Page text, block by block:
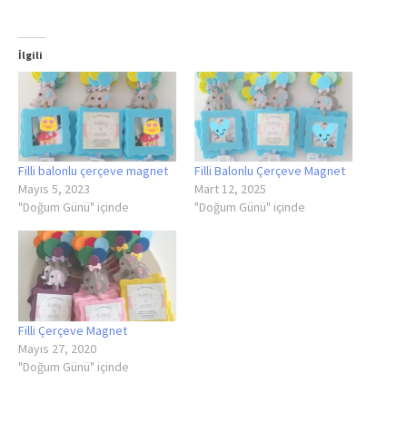
İlgili
Filli balonlu çerçeve magnet
Mayıs 5, 2023
"Doğum Günü" içinde
Filli Balonlu Çerçeve Magnet
Mart 12, 2025
"Doğum Günü" içinde
Filli Çerçeve Magnet
Mayıs 27, 2020
"Doğum Günü" içinde